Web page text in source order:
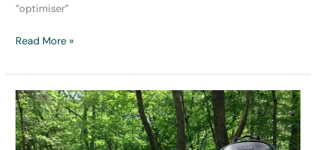
“optimiser”
Développez
pratiques
d’accompagnement
avec
le
Lab
Read More »